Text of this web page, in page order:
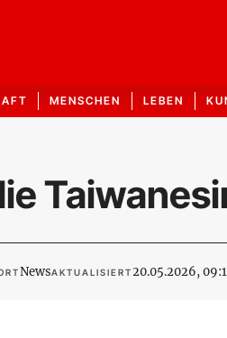
MENSCHEN LEBEN
NewsAKTUALISIERT20.05.2026,